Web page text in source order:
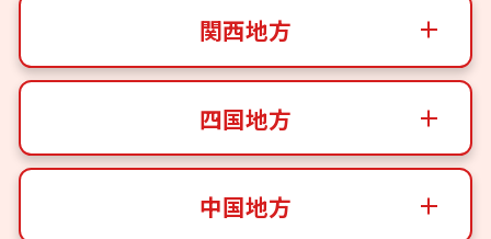
関西地方
四国地方
中国地方